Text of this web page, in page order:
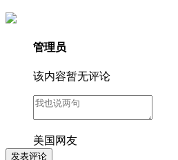
管理员
该内容暂无评论
美国网友